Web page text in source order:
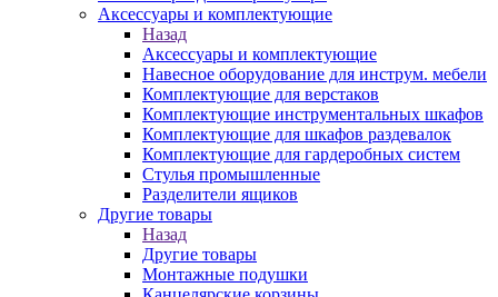
Аксессуары и комплектующие
Назад
Аксессуары и комплектующие
Навесное оборудование для инструм. мебели
Комплектующие для верстаков
Комплектующие инструментальных шкафов
Комплектующие для шкафов раздевалок
Комплектующие для гардеробных систем
Стулья промышленные
Разделители ящиков
Другие товары
Назад
Другие товары
Монтажные подушки